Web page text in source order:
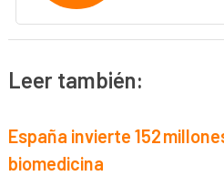
Leer también:
España invierte 152
biomedicina